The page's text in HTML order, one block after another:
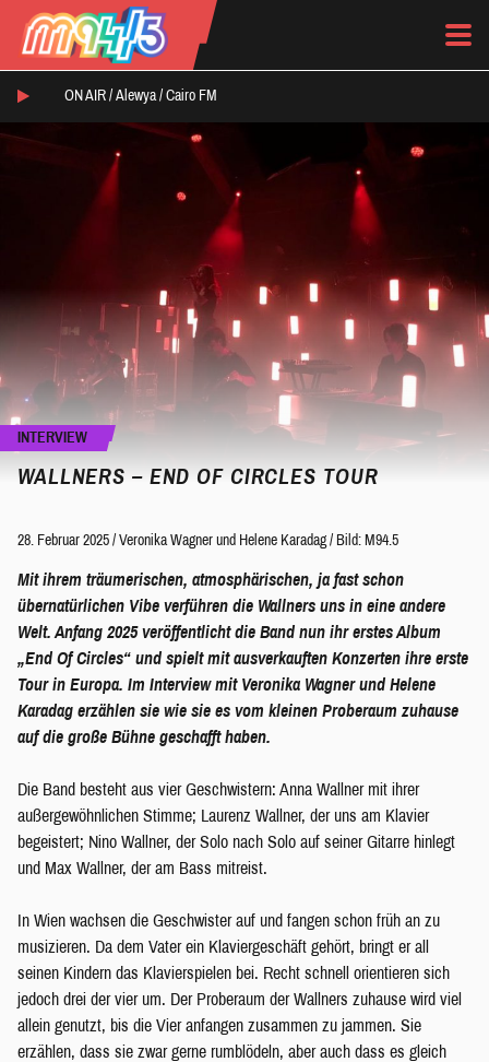
ON AIR / Alewya/ Cairo FM
INTERVIEW
WALLNERS – END OF CIRCLES TOUR
28. Februar 2025 / Veronika Wagner und Helene Karadag / Bild: M94.5
Mit ihrem träumerischen, atmosphärischen, ja fast schon
übernatürlichen Vibe verführen die Wallners uns in eine andere
Welt. Anfang 2025 veröffentlicht die Band nun ihr erstes Album
„End Of Circles“ und spielt mit ausverkauften Konzerten ihre erste
Tour in Europa. Im Interview mit Veronika Wagner und Helene
Karadag erzählen sie wie sie es vom kleinen Proberaum zuhause
auf die große Bühne geschafft haben.
Die Band besteht aus vier Geschwistern: Anna Wallner mit ihrer
außergewöhnlichen Stimme; Laurenz Wallner, der uns am Klavier
begeistert; Nino Wallner, der Solo nach Solo auf seiner Gitarre hinlegt
und Max Wallner, der am Bass mitreist.
In Wien wachsen die Geschwister auf und fangen schon früh an zu
musizieren. Da dem Vater ein Klaviergeschäft gehört, bringt er all
seinen Kindern das Klavierspielen bei. Recht schnell orientieren sich
jedoch drei der vier um. Der Proberaum der Wallners zuhause wird viel
allein genutzt, bis die Vier anfangen zusammen zu jammen. Sie
erzählen, dass sie zwar gerne rumblödeln, aber auch dass es gleich